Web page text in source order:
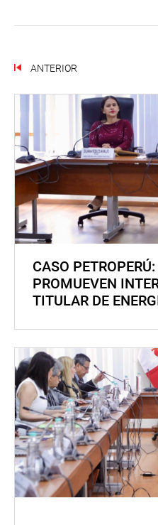
ANTERIOR
CASO
PROMUEVEN
TITULAR DE